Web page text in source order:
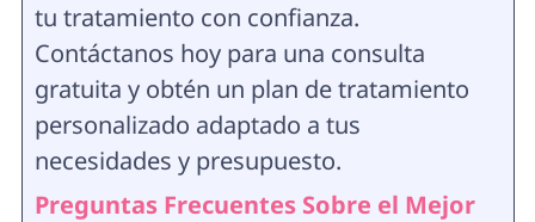
tu tratamiento con confianza.
Contáctanos hoy para una consulta
gratuita y obtén un plan de tratamiento
personalizado adaptado a tus
necesidades y presupuesto.
Preguntas Frecuentes Sobre el Mejor